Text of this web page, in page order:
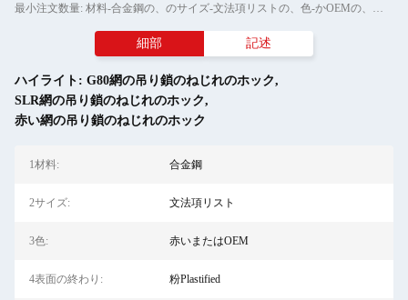
最小注文数量: 材料-合金鋼の、のサイズ-文法項リストの、色-かOEMの、の表面の終わり赤い- Plastifiedの、の塗布-重工業、水処理、食糧及び斜めの、の生産方法-をBMの、ODMの、OEM粉にしなさい
細部 記述
ハイライト: G80網の吊り鎖のねじれのホック,
SLR網の吊り鎖のねじれのホック,
赤い網の吊り鎖のねじれのホック
1材料: 合金鋼
2サイズ: 文法項リスト
3色: 赤いまたはOEM
4表面の終わり: 粉Plastified